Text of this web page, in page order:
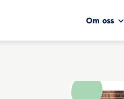
Om oss